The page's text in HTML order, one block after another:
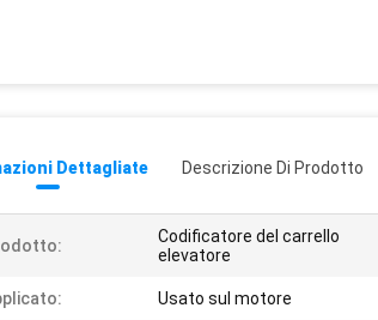
Dettagliate Descrizione Di Prodotto
Codificatore del carrello
elevatore
Usato sul motore